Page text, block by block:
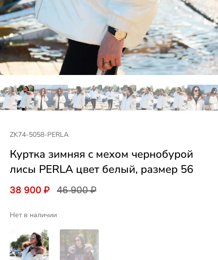
ZK74-5058-PERLA
Куртка зимняя c мехом чернобурой
лисы PERLA цвет белый, размер 56
38 900 ₽ 46 900 ₽
Нет в наличии